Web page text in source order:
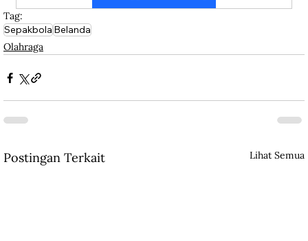
Tag:
SepakbolaBelanda
Olahraga
Postingan Terkait Lihat Semua